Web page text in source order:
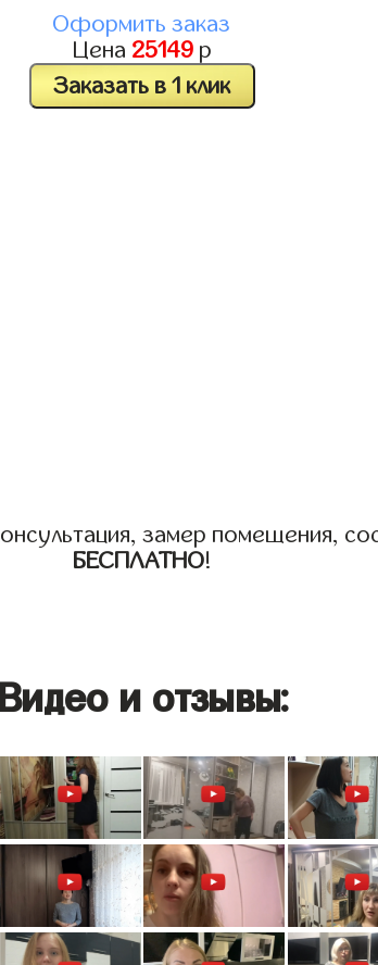
Оформить заказ
Цена 25149р
Заказать в 1 клик
замер помещения,
БЕСПЛАТНО!
Видео и отзывы: